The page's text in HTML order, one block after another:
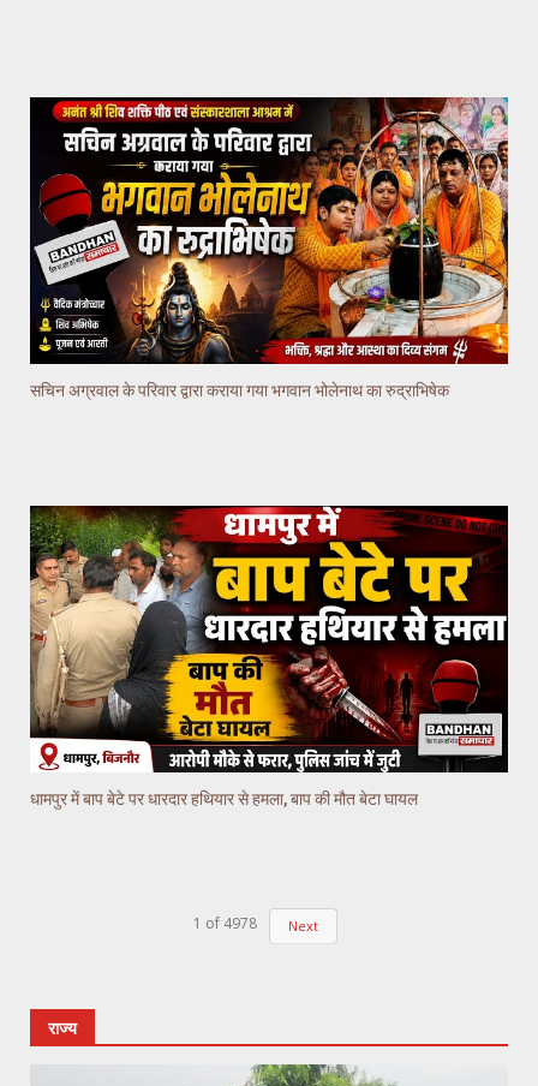
सचिन अग्रवाल के परिवार द्वारा कराया गया भगवान भोलेनाथ का रुद्राभिषेक
धामपुर में बाप बेटे पर धारदार हथियार से हमला, बाप की मौत बेटा घायल
1 of 4978 Next
राज्य